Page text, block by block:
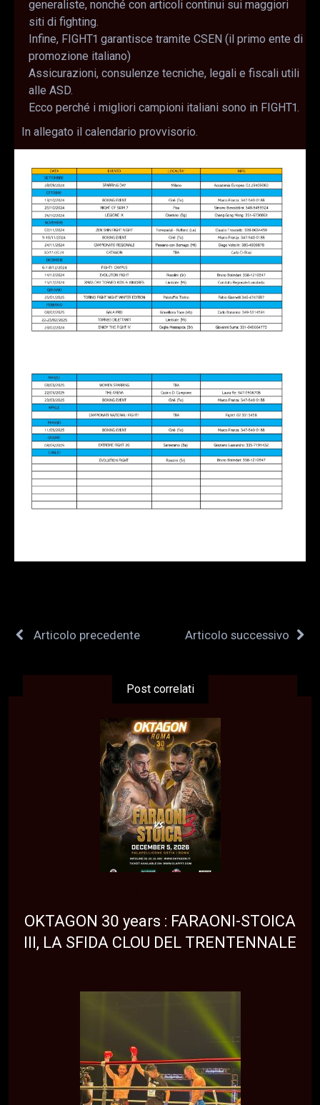
generaliste, nonché con articoli continui sui maggiori
siti di fighting.
Infine, FIGHT1 garantisce tramite CSEN (il primo ente di
promozione italiano)
Assicurazioni, consulenze tecniche, legali e fiscali utili
alle ASD.
Ecco perché i migliori campioni italiani sono in FIGHT1.
In allegato il calendario provvisorio.
Articolo precedente Articolo successivo
Post correlati
OKTAGON 30 years : FARAONI-STOICA
III, LA SFIDA CLOU DEL TRENTENNALE